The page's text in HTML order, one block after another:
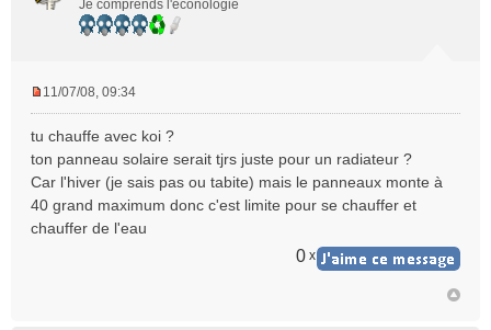
Je comprends l'éconologie
s
a
g
e
11/07/08, 09:34
tu chauffe avec koi ?
ton panneau solaire serait tjrs juste pour un radiateur ?
Car l'hiver (je sais pas ou tabite) mais le panneaux monte à
40 grand maximum donc c'est limite pour se chauffer et
chauffer de l'eau
0 x